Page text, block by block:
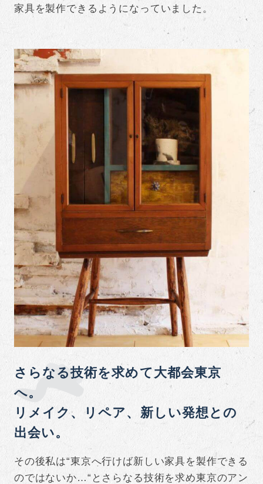
家具を製作できるようになっていました。
さらなる技術を求めて大都会東京
へ。
リメイク、リペア、新しい発想との
出会い。
その後私は“東京へ行けば新しい家具を製作できる
のではないか…“とさらなる技術を求め東京のアン